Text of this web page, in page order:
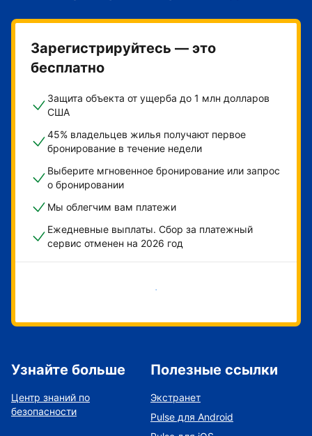
Зарегистрируйтесь — это
бесплатно
Защита объекта от ущерба до 1 млн долларов
США
45% владельцев жилья получают первое
бронирование в течение недели
Выберите мгновенное бронирование или запрос
о бронировании
Мы облегчим вам платежи
Ежедневные выплаты. Сбор за платежный
сервис отменен на 2026 год
Начать
Узнайте больше
Центр знаний по
безопасности
Полезные ссылки
Экстранет
Pulse для Android